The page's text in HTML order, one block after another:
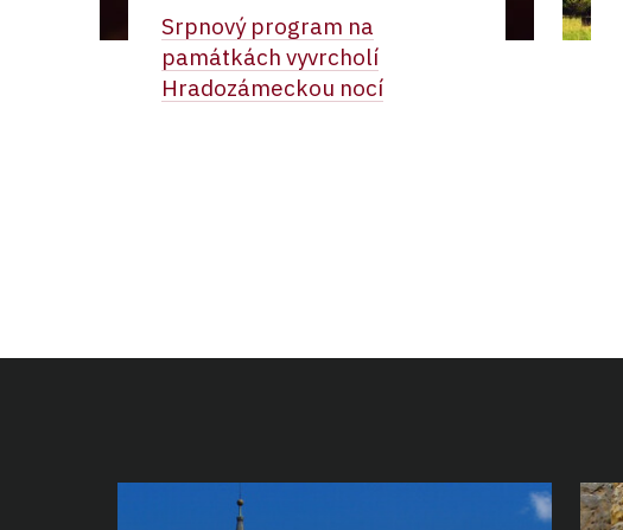
Srpnový program na
památkách vyvrcholí
Hradozámeckou nocí